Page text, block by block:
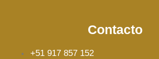
Contacto
+51 917 857 152